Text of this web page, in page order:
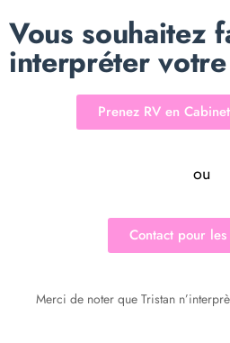
Vous souhaitez
interpréter
Prenez RV en
ou
Contact pour
Merci de noter que Tristan